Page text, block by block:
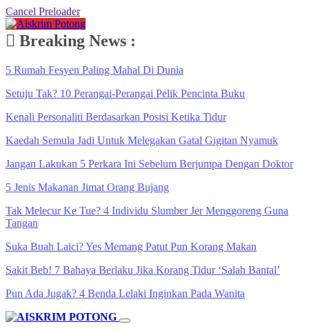
Cancel Preloader
Breaking News :
5 Rumah Fesyen Paling Mahal Di Dunia
Setuju Tak? 10 Perangai-Perangai Pelik Pencinta Buku
Kenali Personaliti Berdasarkan Posisi Ketika Tidur
Kaedah Semula Jadi Untuk Melegakan Gatal Gigitan Nyamuk
Jangan Lakukan 5 Perkara Ini Sebelum Berjumpa Dengan Doktor
5 Jenis Makanan Jimat Orang Bujang
Tak Melecur Ke Tue? 4 Individu Slumber Jer Menggoreng Guna
Tangan
Suka Buah Laici? Yes Memang Patut Pun Korang Makan
Sakit Beb! 7 Bahaya Berlaku Jika Korang Tidur ‘Salah Bantal’
Pun Ada Jugak? 4 Benda Lelaki Inginkan Pada Wanita